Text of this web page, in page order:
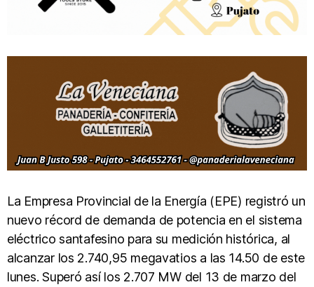
La Empresa Provincial de la Energía (EPE) registró un
nuevo récord de demanda de potencia en el sistema
eléctrico santafesino para su medición histórica, al
alcanzar los 2.740,95 megavatios a las 14.50 de este
lunes. Superó así los 2.707 MW del 13 de marzo del